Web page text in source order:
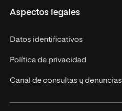
Cursos Europeos
Títulos Americanos
Alianza Newman
Nuestros alumnos
Únete a nosotros
Actualidad
Solicita información
Aspectos legales
Datos identificativos
Política de privacidad
Canal de consultas y denuncias